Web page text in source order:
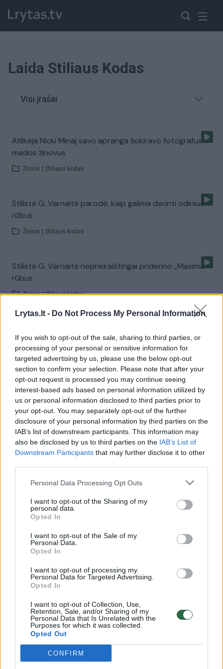
Lrytas.lt - Do Not Process My Personal Information
If you wish to opt-out of the sale, sharing to third parties, or
processing of your personal or sensitive information for
targeted advertising by us, please use the below opt-out
section to confirm your selection. Please note that after your
opt-out request is processed you may continue seeing
interest-based ads based on personal information utilized by
us or personal information disclosed to third parties prior to
your opt-out. You may separately opt-out of the further
disclosure of your personal information by third parties on the
IAB’s list of downstream participants. This information may
also be disclosed by us to third parties on the IAB’s List of
Downstream Participants that may further disclose it to other
Personal Data Processing Opt Outs
I want to opt-out of the Sharing of my
personal data.
Opted In
I want to opt-out of the Sale of my
Personal Data.
Opted In
I want to opt-out of processing my
Personal Data for Targeted Advertising.
Opted In
I want to opt-out of Collection, Use,
Retention, Sale, and/or Sharing of my
Personal Data that Is Unrelated with the
Purposes for which it was collected.
Opted Out
CONFIRM
Laida Stiliaus Kodas
Visi įrašai
Atlikėja Nicki Minaj savo apranga šokiravo fotografus ir
mados žinovus
Žinios Stiliaus kodas
Stilistė G. Varnaitė parodė, kaip galima derinti odinius
rūbus
Žinios Stiliaus kodas
Stilistė G. Varnaitė nepriekaištingai priderino „Maxima“
rūbus
Žinios | Stiliaus kodas
Stiliaus kodas
Gabija Varnaitė pataria: kaip aprangoje derinti mėlyną
spalvą?
Žinios Stiliaus kodas
Kaip nelikti nepastebėtoms miesto gatvėse?
Stiliaus kodas
Žinios | Stiliaus kodas
Gabija Varnaitė siūlo: apsirenk oficialiai, bet
nenuobodžiai
Žinios | Stiliaus kodas
Gražuolė stilistė Gabija Varnaitė palengvins moterų
problemas
Žinios | Pramogos